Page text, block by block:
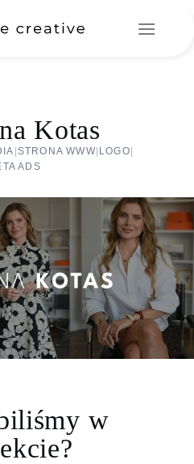
Kotas
STRONA WWW LOGO
ADS
w